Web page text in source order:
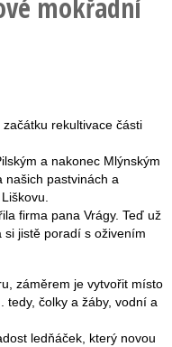
mokřadní
rekultivace části
a nakonec Mlýnským
našich pastvinách a
firma pana Vrágy. Teď už
jistě poradí s oživením
záměrem je vytvořit místo
tedy, čolky a žáby, vodní a
ledňáček, který novou